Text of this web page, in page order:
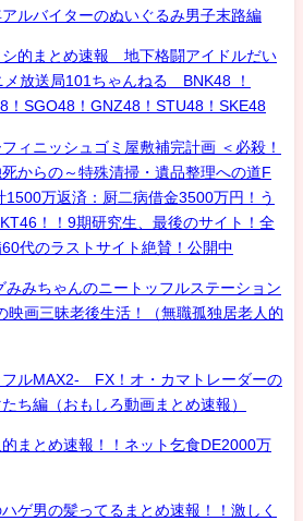
ルバイターのぬいぐるみ男子末路編
的まとめ速報 地下格闘アイドルだい
放送局101ちゃんねる BNK48 ！
！SGO48！GNZ48！STU48！SKE48
ィニッシュゴミ屋敷補完計画 ＜必殺！
からの～特殊清掃・遺品整理への道F
1500万返済：厨二病借金3500万円！う
！！9期研究生、最後のサイト！全
代のラストサイト絶賛！公開中
みみちゃんのニートッフルステーション
映画三昧老後生活！（無職孤独居老人的
フルMAX2- FX！オ・カマトレーダーの
ち編（おもしろ動画まとめ速報）
まとめ速報！！ネット乞食DE2000万
ゲ男の髪ってるまとめ速報！！激しく